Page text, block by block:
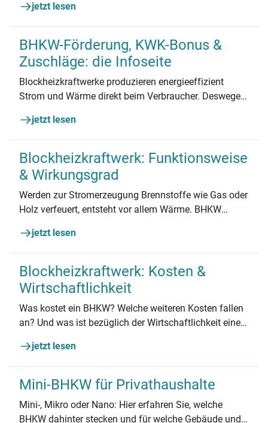
wichtigsten Voraussetzungen für ein
Blockheizkraftwerk sind.
jetzt lesen
BHKW-Förderung, KWK-Bonus &
Zuschläge: die Infoseite
Blockheizkraftwerke produzieren energieeffizient
Strom und Wärme direkt beim Verbraucher. Deswegen
bekommen Sie alle Informationen zur BHKW-
Förderung.
jetzt lesen
Blockheizkraftwerk: Funktionsweise
& Wirkungsgrad
Werden zur Stromerzeugung Brennstoffe wie Gas oder
Holz verfeuert, entsteht vor allem Wärme. BHKW
erreichen so einen für Kraftwerke überragenden
Wirkungsgrad.
jetzt lesen
Blockheizkraftwerk: Kosten &
Wirtschaftlichkeit
Was kostet ein BHKW? Welche weiteren Kosten fallen
an? Und was ist bezüglich der Wirtschaftlichkeit einer
und viele weitere Fragen finden Sie hier.
jetzt lesen
Mini-BHKW für Privathaushalte
Mini-, Mikro oder Nano: Hier erfahren Sie, welche
BHKW dahinter stecken und für welche Gebäude und